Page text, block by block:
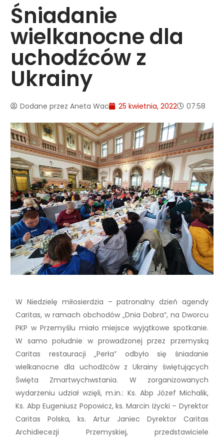
Śniadanie
wielkanocne dla
uchodźców z
Ukrainy
Dodane przez Aneta Wac 25 kwietnia, 2022 07:58
W Niedzielę miłosierdzia – patronalny dzień agendy
Caritas, w ramach obchodów „Dnia Dobra”, na Dworcu
PKP w Przemyślu miało miejsce wyjątkowe spotkanie.
W samo południe w prowadzonej przez przemyską
Caritas restauracji „Perła” odbyło się śniadanie
wielkanocne dla uchodźców z Ukrainy świętujących
Święta Zmartwychwstania. W zorganizowanych
wydarzeniu udział wzięli, m.in.: Ks. Abp Józef Michalik,
Ks. Abp Eugeniusz Popowicz, ks. Marcin Iżycki – Dyrektor
Caritas Polska, ks. Artur Janiec Dyrektor Caritas
Archidiecezji Przemyskiej, przedstawiciele